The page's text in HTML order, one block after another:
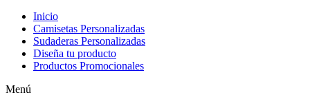
Inicio
Camisetas Personalizadas
Sudaderas Personalizadas
Diseña tu producto
Productos Promocionales
Menú